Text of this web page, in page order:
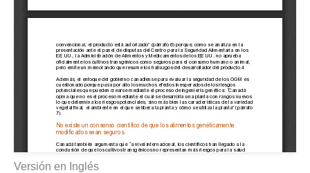
Versión en Inglés